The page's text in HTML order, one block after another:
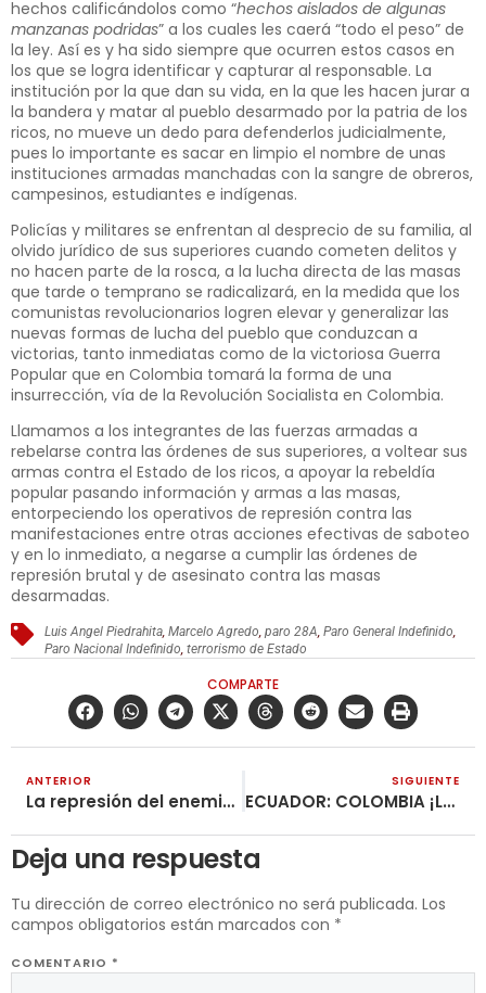
hechos calificándolos como “hechos aislados de algunas
manzanas podridas” a los cuales les caerá “todo el peso” de
la ley. Así es y ha sido siempre que ocurren estos casos en
los que se logra identificar y capturar al responsable. La
institución por la que dan su vida, en la que les hacen jurar a
la bandera y matar al pueblo desarmado por la patria de los
ricos, no mueve un dedo para defenderlos judicialmente,
pues lo importante es sacar en limpio el nombre de unas
instituciones armadas manchadas con la sangre de obreros,
campesinos, estudiantes e indígenas.
Policías y militares se enfrentan al desprecio de su familia, al
olvido jurídico de sus superiores cuando cometen delitos y
no hacen parte de la rosca, a la lucha directa de las masas
que tarde o temprano se radicalizará, en la medida que los
comunistas revolucionarios logren elevar y generalizar las
nuevas formas de lucha del pueblo que conduzcan a
victorias, tanto inmediatas como de la victoriosa Guerra
Popular que en Colombia tomará la forma de una
insurrección, vía de la Revolución Socialista en Colombia.
Llamamos a los integrantes de las fuerzas armadas a
rebelarse contra las órdenes de sus superiores, a voltear sus
armas contra el Estado de los ricos, a apoyar la rebeldía
popular pasando información y armas a las masas,
entorpeciendo los operativos de represión contra las
manifestaciones entre otras acciones efectivas de saboteo
y en lo inmediato, a negarse a cumplir las órdenes de
represión brutal y de asesinato contra las masas
desarmadas.
Luis Angel Piedrahita ,Marcelo Agredo ,paro 28A ,Paro General Indefinido
Paro Nacional Indefinido ,terrorismo de Estado
COMPARTE
ANTERIOR
La represión del enemigo se puede vencer
SIGUIENTE
ECUADOR: COLOMBIA ¡LA REBELIÓN SE JUSTIFICA! (FDLP-EC)
Deja una respuesta
Tu dirección de correo electrónico no será publicada. Los
campos obligatorios están marcados con *
COMENTARIO *